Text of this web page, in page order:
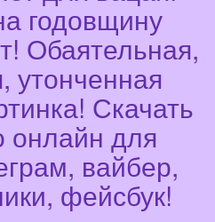
годовщину
Обаятельная,
утонченная
Скачать
онлайн для
вайбер,
фейсбук!